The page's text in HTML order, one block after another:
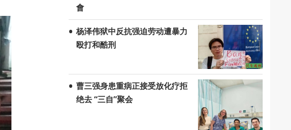
會
杨泽伟狱中反抗强迫劳动遭暴力
殴打和酷刑
曹三强身患重病正接受放化疗拒
绝去 “三自”聚会